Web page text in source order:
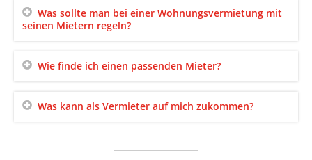
Was sollte man bei einer Wohnungsvermietung mit
seinen Mietern regeln?
Wie finde ich einen passenden Mieter?
Was kann als Vermieter auf mich zukommen?